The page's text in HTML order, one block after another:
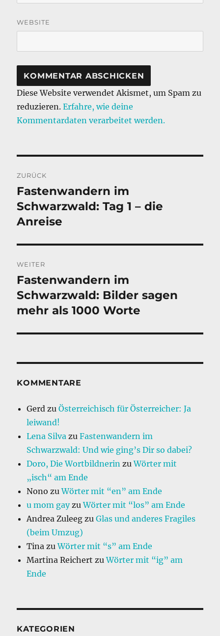
WEBSITE
Diese Website verwendet Akismet, um Spam zu
reduzieren.Erfahre, wie deine
Kommentardaten verarbeitet werden.
ZURÜCK
Vorheriger
Beitrag:
Fastenwandern im
Schwarzwald: Tag 1 – die
Anreise
WEITER
Nächster
Beitrag:
Fastenwandern im
Schwarzwald: Bilder sagen
mehr als 1000 Worte
KOMMENTARE
Gerd zuÖsterreichisch für Österreicher: Ja
leiwand!
Lena Silva zuFastenwandern im
Schwarzwald: Und wie ging’s Dir so dabei?
Doro, Die Wortbildnerin zuWörter mit
„isch“ am Ende
Nono zuWörter mit “en” am Ende
u mom gayzuWörter mit “los” am Ende
Andrea Zuleeg zuGlas und anderes Fragiles
(beim Umzug)
Tina zuWörter mit “s” am Ende
Martina Reichert zuWörter mit “ig” am
Ende
KATEGORIEN